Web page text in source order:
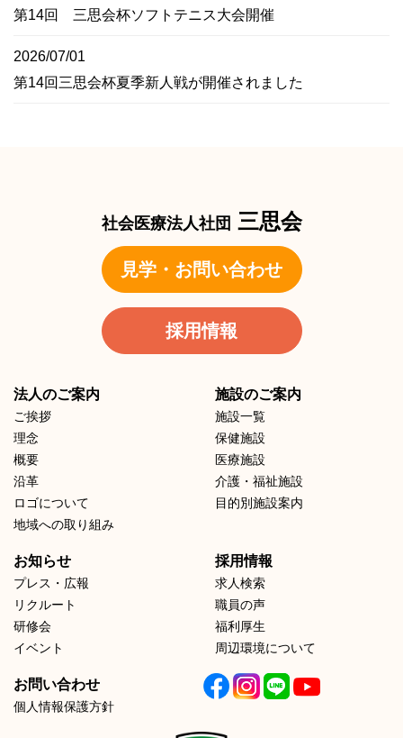
第14回 三思会杯ソフトテニス大会開催
2026/07/01
第14回三思会杯夏季新人戦が開催されました
社会医療法人社団 三思会
見学・お問い合わせ
採用情報
法人のご案内
ご挨拶
理念
概要
沿革
ロゴについて
地域への取り組み
施設のご案内
施設一覧
保健施設
医療施設
介護・福祉施設
目的別施設案内
お知らせ
プレス・広報
リクルート
研修会
イベント
お問い合わせ
個人情報保護方針
採用情報
求人検索
職員の声
福利厚生
周辺環境について